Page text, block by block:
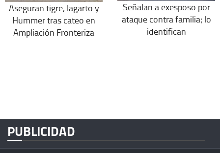
Aseguran tigre, lagarto y
Hummer tras cateo en
Ampliación Fronteriza
Señalan a exesposo por
ataque contra familia; lo
identifican
PUBLICIDAD